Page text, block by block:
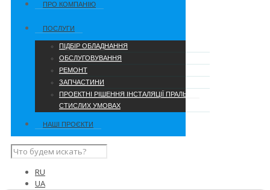
ПРО КОМПАНІЮ
ПОСЛУГИ
ПІДБІР ОБЛАДНАННЯ
ОБСЛУГОВУВАННЯ
РЕМОНТ
ЗАПЧАСТИНИ
ПРОЕКТНІ РІШЕННЯ ІНСТАЛЯЦІЇ ПРАЛЬНІ В
СТИСЛИХ УМОВАХ
НАШІ ПРОЄКТИ
RU
UA